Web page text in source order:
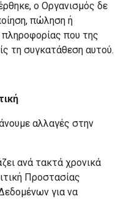
ο Οργανισμός δε
πώληση ή
που της
τη συγκατάθεση αυτού.
αλλαγές στην
ανά τακτά χρονικά
Προστασίας
για να